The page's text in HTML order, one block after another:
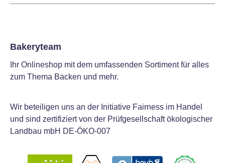
Bakeryteam
Ihr Onlineshop mit dem umfassenden Sortiment für alles
zum Thema Backen und mehr.
Wir beteiligen uns an der Initiative Fairness im Handel
und sind zertifiziert von der Prüfgesellschaft ökologischer
Landbau mbH DE-ÖKO-007